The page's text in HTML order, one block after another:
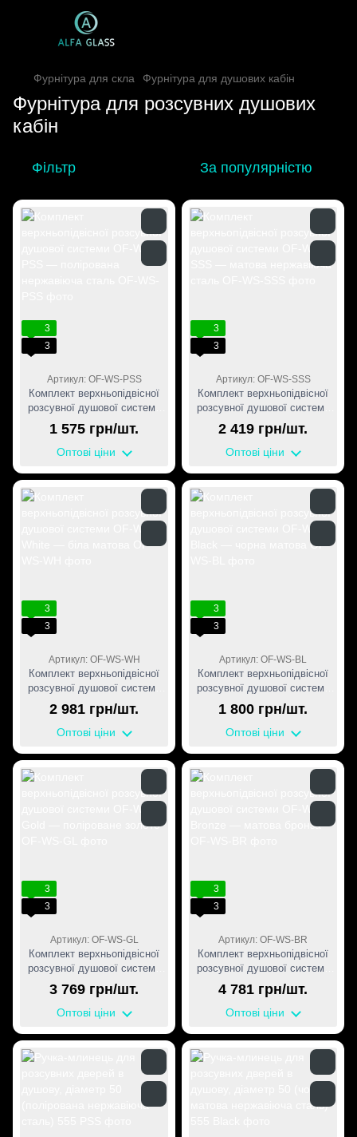
Фурнітура для скла Фурнітура для душових кабін
Фурнітура для розсувних душових
кабін
Фільтр За популярністю
3
3
Артикул: OF-WS-PSS
Комплект верхньопідвісної
розсувної душової системи
OF-WS, PSS — полірована
нержавіюча сталь
1 575 грн/шт.
Оптові ціни
3
3
Артикул: OF-WS-SSS
Комплект верхньопідвісної
розсувної душової системи
OF-WS, SSS — матова
нержавіюча сталь
2 419 грн/шт.
Оптові ціни
3
3
Артикул: OF-WS-WH
Комплект верхньопідвісної
розсувної душової системи
OF-WS, White — біла матова
2 981 грн/шт.
Оптові ціни
3
3
Артикул: OF-WS-BL
Комплект верхньопідвісної
розсувної душової системи
OF-WS, Black — чорна
матова
1 800 грн/шт.
Оптові ціни
3
3
Артикул: OF-WS-GL
Комплект верхньопідвісної
розсувної душової системи
OF-WS, Gold — поліроване
золото
3 769 грн/шт.
Оптові ціни
3
3
Артикул: OF-WS-BR
Комплект верхньопідвісної
розсувної душової системи
OF-WS, Bronze — матова
бронза
4 781 грн/шт.
Оптові ціни